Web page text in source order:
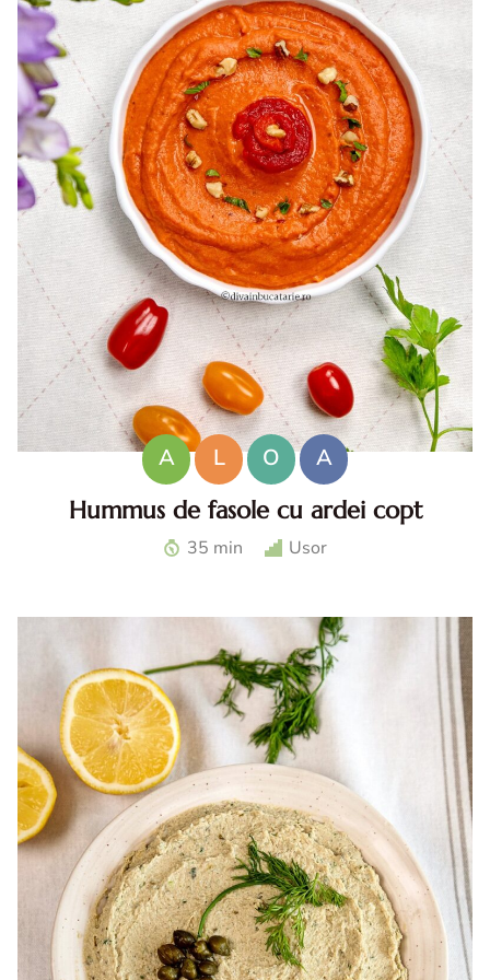
A L O
A
Hummus de fasole cu ardei copt
Hummus de fasole cu ardei. Reteta de hummus de fasole
35 min Usor